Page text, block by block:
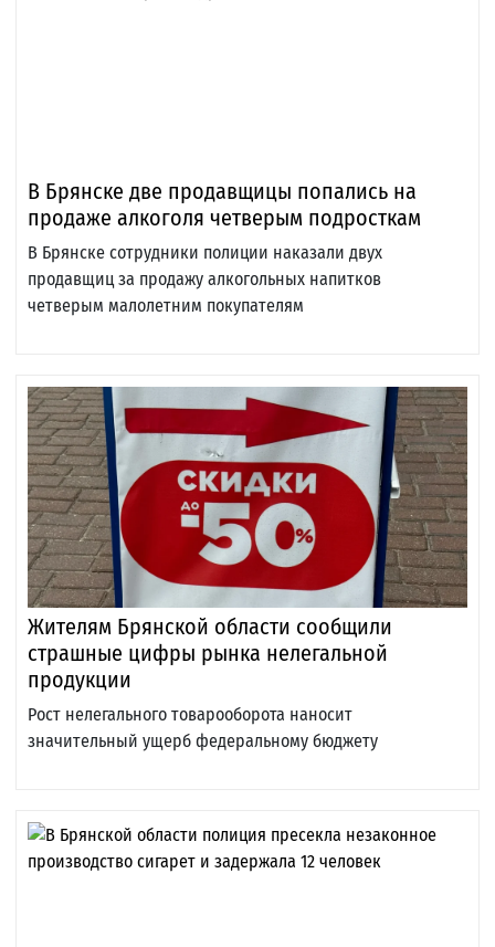
В Брянске две продавщицы попались на
продаже алкоголя четверым подросткам
В Брянске сотрудники полиции наказали двух
продавщиц за продажу алкогольных напитков
четверым малолетним покупателям
Жителям Брянской области сообщили
страшные цифры рынка нелегальной
продукции
Рост нелегального товарооборота наносит
значительный ущерб федеральному бюджету